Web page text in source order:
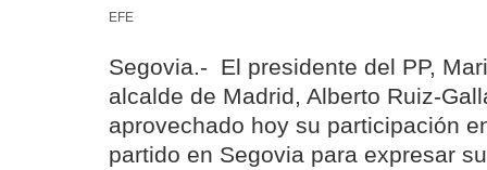
EFE
Segovia.- El presidente del PP,
alcalde de Madrid, Alberto Ruiz-
aprovechado hoy su participación
partido en Segovia para expresar